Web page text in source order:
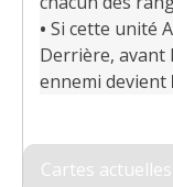
• Si cette unité
Derrière, avant
ennemi devient
Cartes actuelles